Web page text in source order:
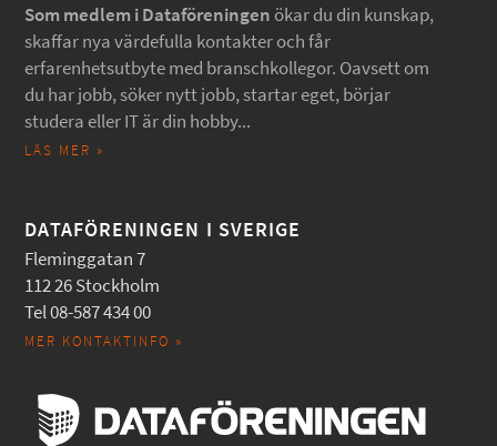
Som medlem i Dataföreningen ökar du din kunskap,
skaffar nya värdefulla kontakter och får
erfarenhetsutbyte med branschkollegor. Oavsett om
du har jobb, söker nytt jobb, startar eget, börjar
studera eller IT är din hobby...
LÄS MER »
DATAFÖRENINGEN I SVERIGE
Fleminggatan 7
112 26 Stockholm
Tel 08-587 434 00
MER KONTAKTINFO »